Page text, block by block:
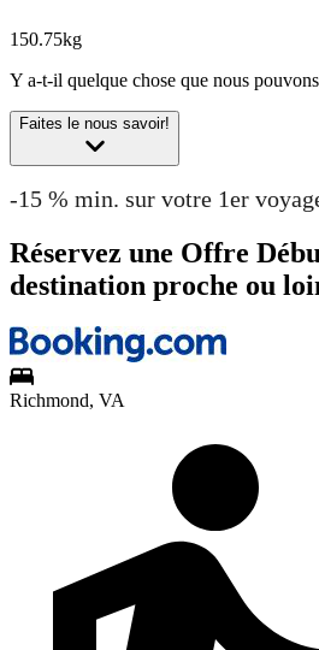
150.75kg
Y a-t-il quelque chose que nous
Faites le nous savoir!
-15 % min. sur votre 1er
Réservez une Offre
destination proche ou
Richmond, VA